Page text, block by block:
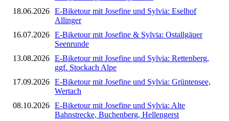
18.06.2026 E-Biketour mit Josefine und Sylvia: Eselhof
Allinger
16.07.2026 E-Biketour mit Josefine & Sylvia: Ostallgäuer
Seenrunde
13.08.2026 E-Biketour mit Josefine und Sylvia: Rettenberg,
ggf. Stockach Alpe
17.09.2026 E-Biketour mit Josefine und Sylvia: Grüntensee,
Wertach
08.10.2026 E-Biketour mit Josefine und Sylvia: Alte
Bahnstrecke, Buchenberg, Hellengerst